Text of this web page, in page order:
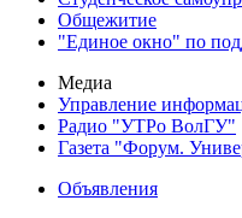
Общежитие
"Единое окно" по
Медиа
Управление
Радио "УТРо ВолГУ"
Газета "Форум.
Объявления